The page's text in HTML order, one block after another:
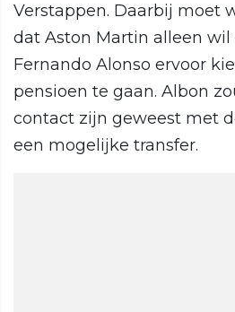
Verstappen. Daarbij moet
dat Aston Martin alleen wil
Fernando Alonso ervoor
pensioen te gaan. Albon
contact zijn geweest met
een mogelijke transfer.